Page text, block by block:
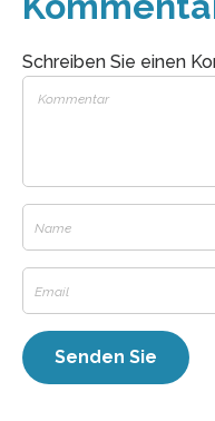
Schreiben Sie einen